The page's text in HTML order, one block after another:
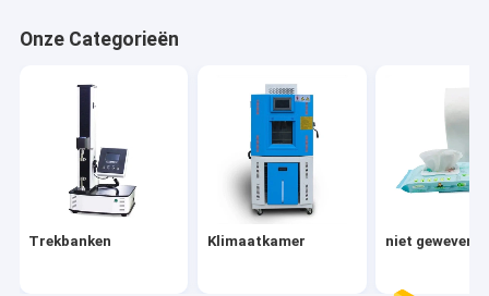
houten korrels
Plaatsende Machine
Biochemische Reagens
Onze Categorieën
Trekbanken Klimaatkamer niet geweven